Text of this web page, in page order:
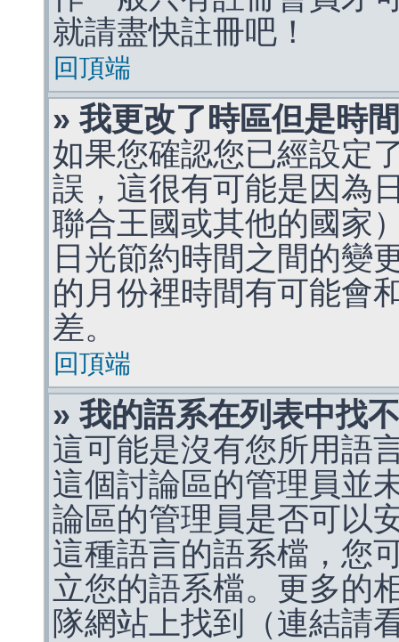
就請盡快註冊吧！
回頂端
» 我更改了時區但是時
如果您確認您已經設定
誤，這很有可能是因為
聯合王國或其他的國家
日光節約時間之間的變
的月份裡時間有可能會
差。
回頂端
» 我的語系在列表中找
這可能是沒有您所用語
這個討論區的管理員並
論區的管理員是否可以
這種語言的語系檔，您
立您的語系檔。更多的
隊網站上找到（連結請